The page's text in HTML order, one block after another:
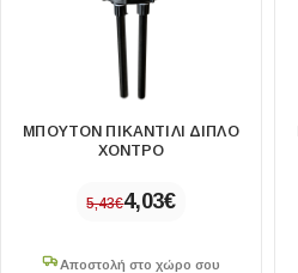
ΜΠΟΥΤΟΝ ΠΙΚΑΝΤΙΛΙ ΔΙΠΛΟ
ΧΟΝΤΡΟ
5,43€4,03€
Αποστολή στο χώρο σου